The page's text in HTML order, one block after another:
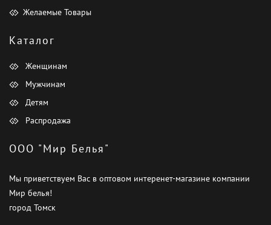
Желаемые Товары
Каталог
Женщинам
Мужчинам
Детям
Распродажа
ООО "Мир Белья"
Мы приветствуем Вас в оптовом интеренет-магазине компании
Мир белья!
город Томск